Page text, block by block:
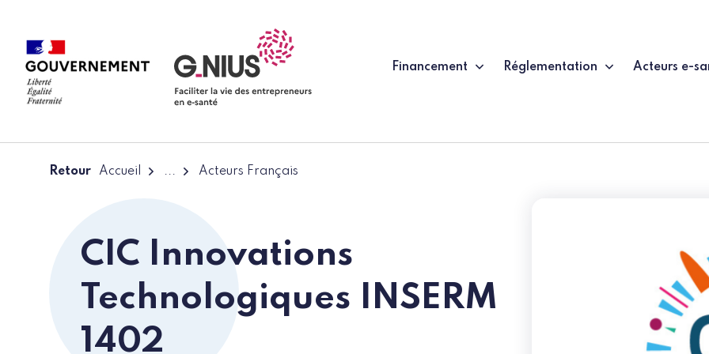
Financement Réglementation Acteurs e-
Retour Accueil ... Acteurs Français
CIC Innovations
Technologiques INSERM
1402